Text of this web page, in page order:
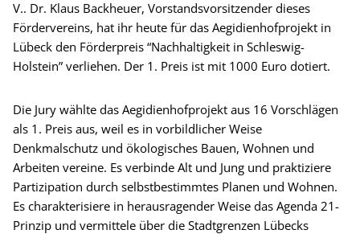
V.. Dr. Klaus Backheuer, Vorstandsvorsitzender dieses
Fördervereins, hat ihr heute für das Aegidienhofprojekt in
Lübeck den Förderpreis “Nachhaltigkeit in Schleswig-
Holstein” verliehen. Der 1. Preis ist mit 1000 Euro dotiert.
Die Jury wählte das Aegidienhofprojekt aus 16 Vorschlägen
als 1. Preis aus, weil es in vorbildlicher Weise
Denkmalschutz und ökologisches Bauen, Wohnen und
Arbeiten vereine. Es verbinde Alt und Jung und praktiziere
Partizipation durch selbstbestimmtes Planen und Wohnen.
Es charakterisiere in herausragender Weise das Agenda 21-
Prinzip und vermittele über die Stadtgrenzen Lübecks